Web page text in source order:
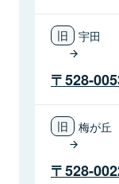
宇田
528-
梅が丘
528-